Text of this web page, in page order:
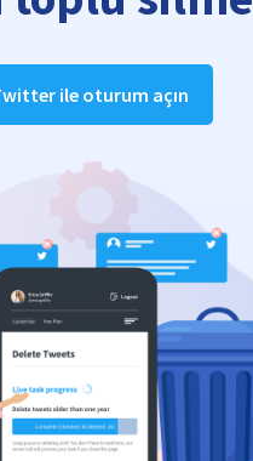
ile oturum açın